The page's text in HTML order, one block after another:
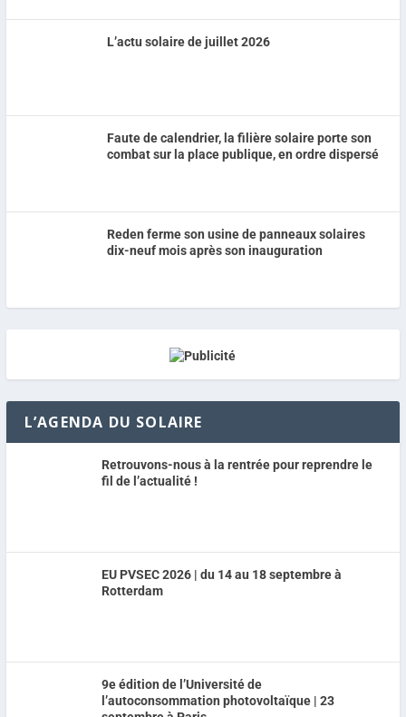
L’actu solaire de juillet 2026
Faute de calendrier, la filière solaire porte son
combat sur la place publique, en ordre dispersé
Reden ferme son usine de panneaux solaires
dix-neuf mois après son inauguration
L’AGENDA DU SOLAIRE
Retrouvons-nous à la rentrée pour reprendre le
fil de l’actualité !
EU PVSEC 2026 | du 14 au 18 septembre à
Rotterdam
9e édition de l’Université de
l’autoconsommation photovoltaïque | 23